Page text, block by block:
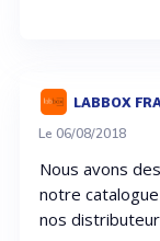
LABBOX
Le 06/08/2018
Nous avons
notre catalogue
nos